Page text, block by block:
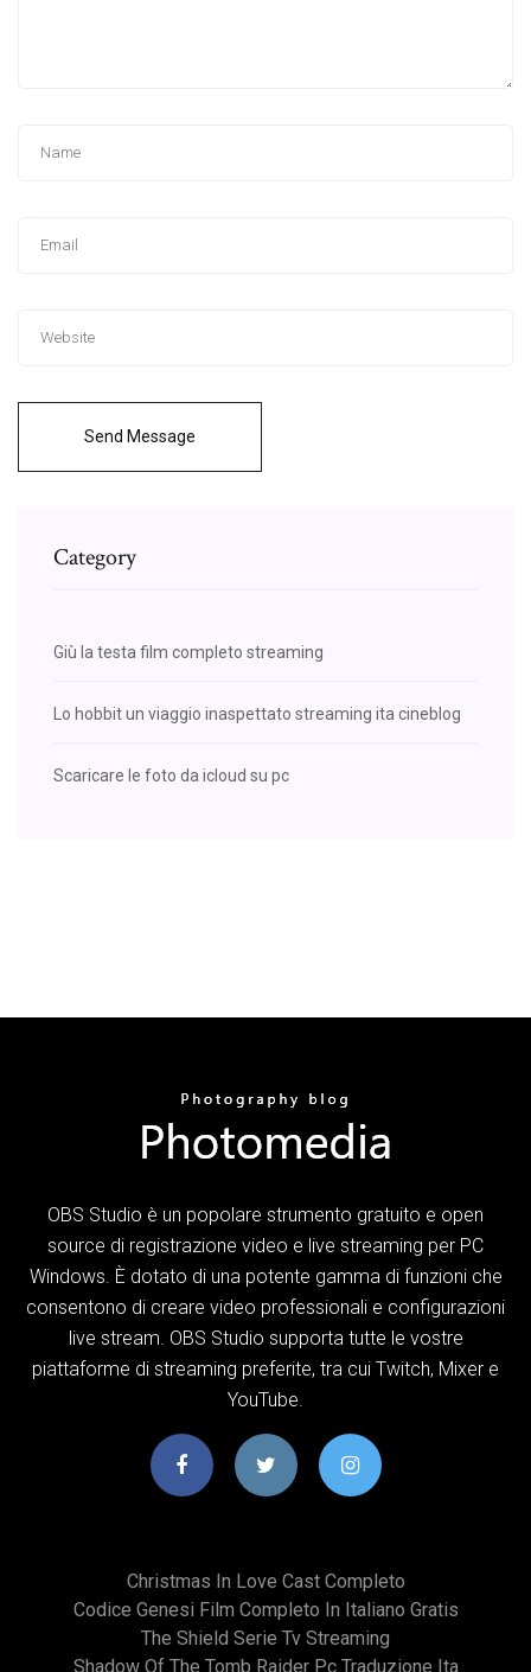
Send Message
Category
Giù la testa film completo streaming
Lo hobbit un viaggio inaspettato streaming ita cineblog
Scaricare le foto da icloud su pc
OBS Studio è un popolare strumento gratuito e open
source di registrazione video e live streaming per PC
Windows. È dotato di una potente gamma di funzioni che
consentono di creare video professionali e configurazioni
live stream. OBS Studio supporta tutte le vostre
piattaforme di streaming preferite, tra cui Twitch, Mixer e
YouTube.
Christmas In Love Cast Completo
Codice Genesi Film Completo In Italiano Gratis
The Shield Serie Tv Streaming
Shadow Of The Tomb Raider Pc Traduzione Ita